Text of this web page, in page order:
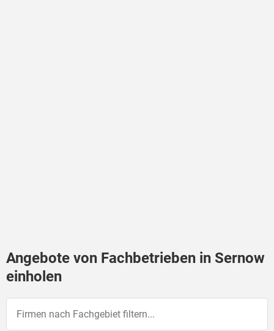
Angebote von Fachbetrieben in Sernow
einholen